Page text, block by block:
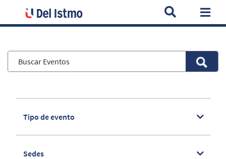
Home Eventos Webinar: Buenas Prácticas con STEAM en el
Tipo de evento
Sedes